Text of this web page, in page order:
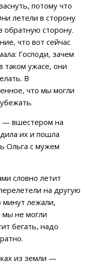
потому что
летели в сторону
обратную сторону.
что вот сейчас
Господи, зачем
ужасе, они
В
что мы могли
— вшестером на
их и пошла
Ольга с мужем
словно летит
на другую
минут лежали,
мы не могли
бегать, надо
из земли —